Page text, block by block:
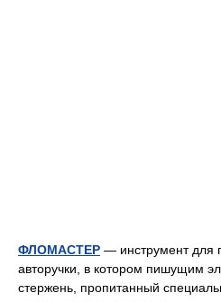
ФЛОМАСТЕР — инструмент для
авторучки, в котором пишущим
стержень, пропитанный